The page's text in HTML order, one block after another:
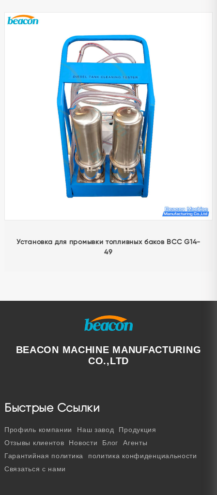
G4-51 Инструмент для снятия сетки клапана насоса
CAT
BEACON MACHINE MANUFACTURING
CO.,LTD
Быстрые Ссылки
Профиль компании Наш завод
Продукция
Отзывы клиентов
Новости Блог
Агенты
Гарантийная политика
политика конфиденциальности
Связаться с нами